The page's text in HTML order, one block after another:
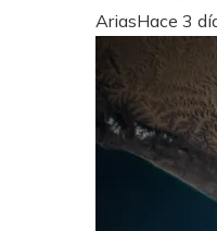
AriasHace 3